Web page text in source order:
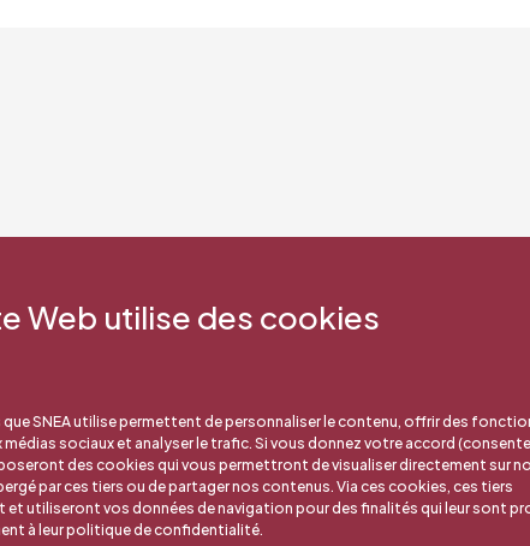
Web utilise des cookies
SNEA utilise permettent de personnaliser le contenu, offrir des
médias sociaux et analyser le trafic. Si vous donnez votre accord
des cookies qui vous permettront de visualiser directement sur
par ces tiers ou de partager nos contenus. Via ces cookies, ces tiers
utiliseront vos données de navigation pour des finalités qui leur sont
à leur politique de confidentialité.